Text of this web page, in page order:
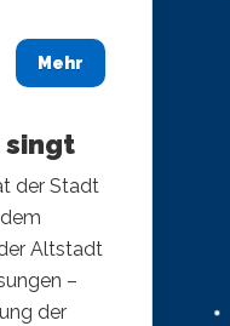
Mehr
singt
der Stadt
Altstadt
–
der